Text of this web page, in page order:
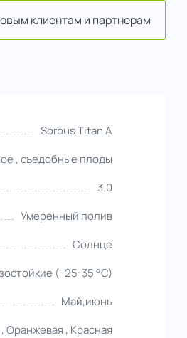
клиентам и партнерам
Sorbus Titan A
, съедобные плоды
3.0
Умеренный полив
Солнце
(−25-35 °С)
Май,июнь
Оранжевая , Красная